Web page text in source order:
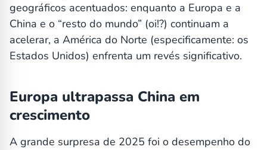
geográficos acentuados: enquanto a Europa e a
China e o “resto do mundo” (oi!?) continuam a
acelerar, a América do Norte (especificamente: os
Estados Unidos) enfrenta um revés significativo.
Europa ultrapassa China em
crescimento
A grande surpresa de 2025 foi o desempenho do